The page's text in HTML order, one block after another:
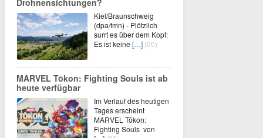
Drohnensichtungen?
Kiel/Braunschweig
(dpa/tmn) - Plötzlich
surrt es über dem Kopf:
Es ist keine […] (00)
MARVEL Tōkon: Fighting Souls ist ab
heute verfügbar
Im Verlauf des heutigen
Tages erscheint
MARVEL Tōkon:
Fighting Souls von